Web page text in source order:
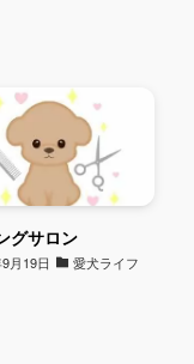
グサロン
月19日 愛犬ライフ